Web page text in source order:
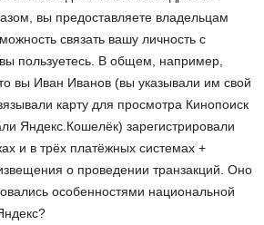
вы предоставляете владельцам
связать вашу личность с
пользуетесь. В общем, например,
вы Иван Иванов (вы указывали им свой
карту для просмотра Кинопоиск
Яндекс.Кошелёк) зарегистрировали
и в трёх платёжных системах +
о проведении транзакций. Оно
особенностями национальной